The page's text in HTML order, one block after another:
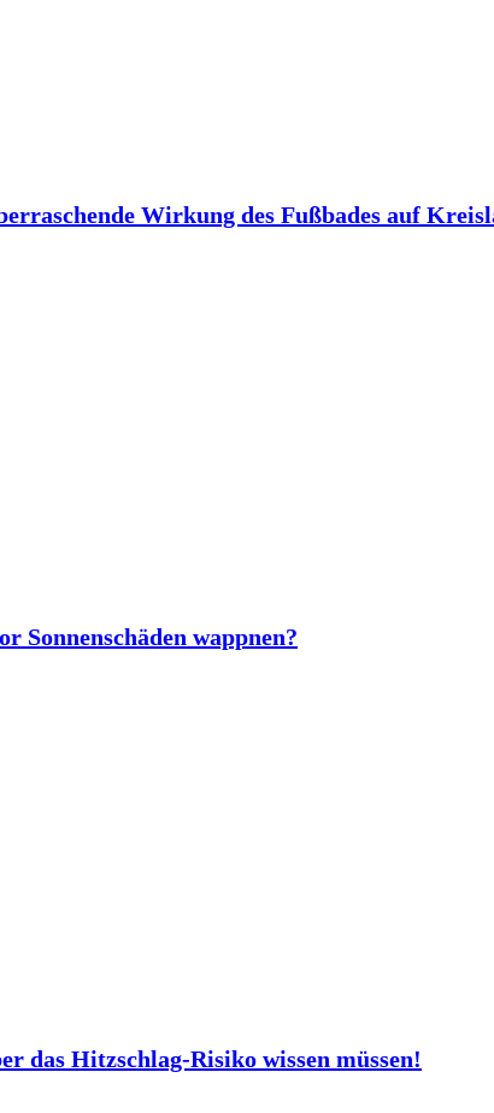
Wirkung des Fußbades auf
Sonnenschäden wappnen?
das Hitzschlag-Risiko wissen müssen!